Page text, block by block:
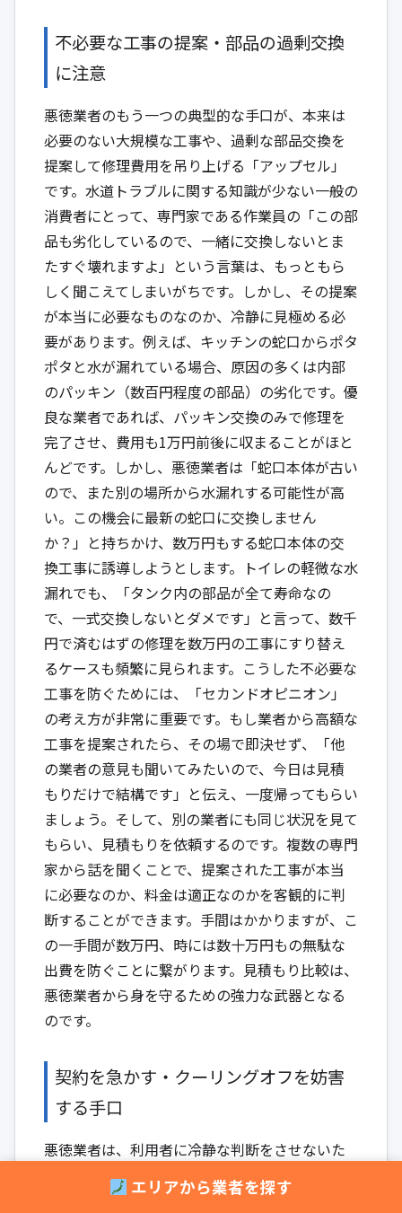
不必要な工事の提案・部品の過剰交換
に注意
悪徳業者のもう一つの典型的な手口が、本来は
必要のない大規模な工事や、過剰な部品交換を
提案して修理費用を吊り上げる「アップセル」
です。水道トラブルに関する知識が少ない一般の
消費者にとって、専門家である作業員の「この部
品も劣化しているので、一緒に交換しないとま
たすぐ壊れますよ」という言葉は、もっともら
しく聞こえてしまいがちです。しかし、その提案
が本当に必要なものなのか、冷静に見極める必
要があります。例えば、キッチンの蛇口からポタ
ポタと水が漏れている場合、原因の多くは内部
のパッキン（数百円程度の部品）の劣化です。優
良な業者であれば、パッキン交換のみで修理を
完了させ、費用も1万円前後に収まることがほと
んどです。しかし、悪徳業者は「蛇口本体が古い
ので、また別の場所から水漏れする可能性が高
い。この機会に最新の蛇口に交換しません
か？」と持ちかけ、数万円もする蛇口本体の交
換工事に誘導しようとします。トイレの軽微な水
漏れでも、「タンク内の部品が全て寿命なの
で、一式交換しないとダメです」と言って、数千
円で済むはずの修理を数万円の工事にすり替え
るケースも頻繁に見られます。こうした不必要な
工事を防ぐためには、「セカンドオピニオン」
の考え方が非常に重要です。もし業者から高額な
工事を提案されたら、その場で即決せず、「他
の業者の意見も聞いてみたいので、今日は見積
もりだけで結構です」と伝え、一度帰ってもらい
ましょう。そして、別の業者にも同じ状況を見て
もらい、見積もりを依頼するのです。複数の専門
家から話を聞くことで、提案された工事が本当
に必要なのか、料金は適正なのかを客観的に判
断することができます。手間はかかりますが、こ
の一手間が数万円、時には数十万円もの無駄な
出費を防ぐことに繋がります。見積もり比較は、
悪徳業者から身を守るための強力な武器となる
のです。
契約を急かす・クーリングオフを妨害
する手口
悪徳業者は、利用者に冷静な判断をさせないた
めに、様々なセールストークで契約を急かしま
す。その場で契約させ、他社と比較検討する時間
エリアから業者を探す